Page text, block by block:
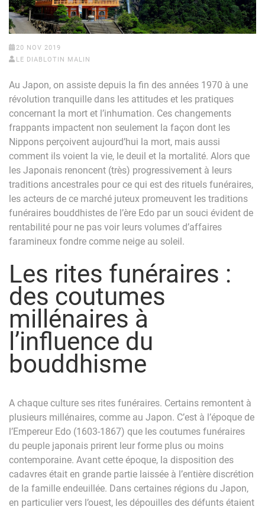
20 NOV 2019
LE DIABLOTIN MALIN
Au Japon, on assiste depuis la fin des années 1970 à une
révolution tranquille dans les attitudes et les pratiques
concernant la mort et l’inhumation. Ces changements
frappants impactent non seulement la façon dont les
Nippons perçoivent aujourd’hui la mort, mais aussi
comment ils voient la vie, le deuil et la mortalité. Alors que
les Japonais renoncent (très) progressivement à leurs
traditions ancestrales pour ce qui est des rituels funéraires,
les acteurs de ce marché juteux promeuvent les traditions
funéraires bouddhistes de l’ère Edo par un souci évident de
rentabilité pour ne pas voir leurs volumes d’affaires
faramineux fondre comme neige au soleil.
Les rites funéraires :
des coutumes
millénaires à
l’influence du
bouddhisme
A chaque culture ses rites funéraires. Certains remontent à
plusieurs millénaires, comme au Japon. C’est à l’époque de
l’Empereur Edo (1603-1867) que les coutumes funéraires
du peuple japonais prirent leur forme plus ou moins
contemporaine. Avant cette époque, la disposition des
cadavres était en grande partie laissée à l’entière discrétion
de la famille endeuillée. Dans certaines régions du Japon,
en particulier vers l’ouest, les dépouilles des défunts étaient